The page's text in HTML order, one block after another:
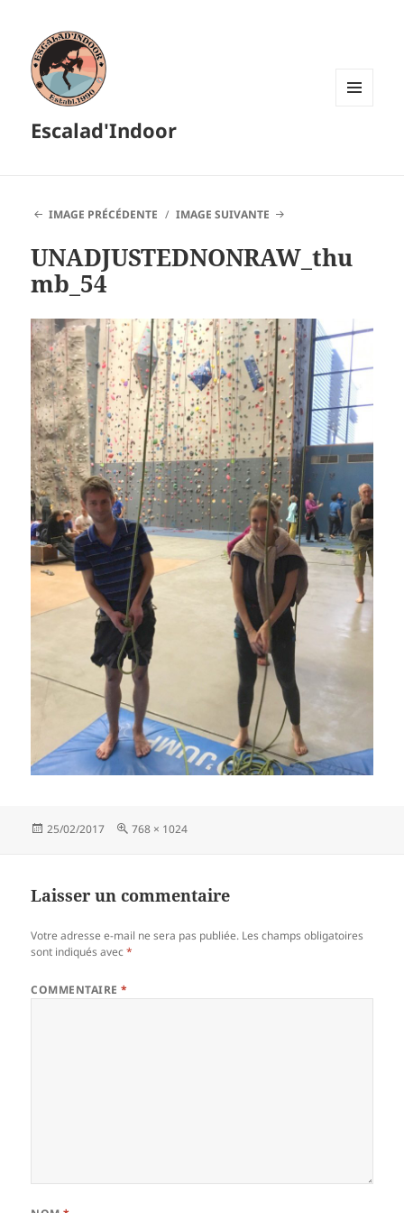
Escalad'Indoor
IMAGE PRÉCÉDENTE IMAGE SUIVANTE
UNADJUSTEDNONRAW_thu
mb_54
Publié
25/02/2017
Taille
768 × 1024
Laisser un commentaire
Votre adresse e-mail ne sera pas publiée. Les champs obligatoires
sont indiqués avec*
COMMENTAIRE*